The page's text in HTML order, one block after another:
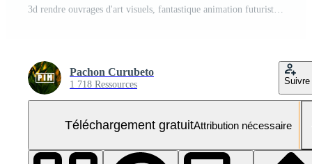
3d rendre ouvrages d'art visuels, fantastique animation futuriste avec lumières. concept dynamique et surréaliste vj boucle pour la musique vidéos, audio-visuel spectacle et performance, LED écrans et projection cartographie. Vidéo Gratuite
Pachon Curubeto
1 718 Ressources Suivre
Téléchargement gratuitAttribution nécessaire